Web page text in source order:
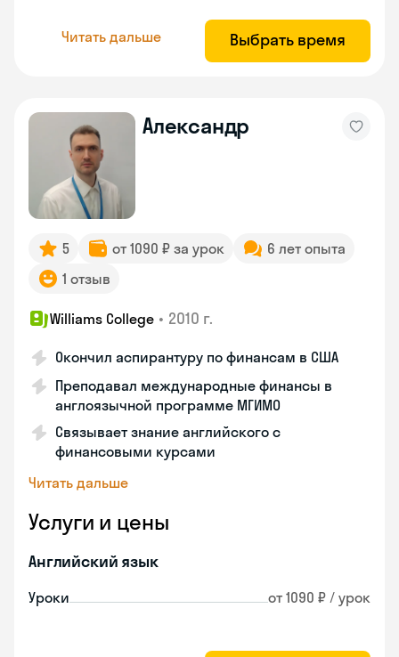
Читать дальше Выбрать время
Александр
5 от 1090 ₽ за урок
6 лет опыта
1 отзыв
Williams College • 2010 г.
Окончил аспирантуру по финансам в США
Преподавал международные финансы в
англоязычной программе МГИМО
Связывает знание английского с
финансовыми курсами
Читать дальше
Услуги и цены
Английский язык
Уроки от 1090 ₽ / урок